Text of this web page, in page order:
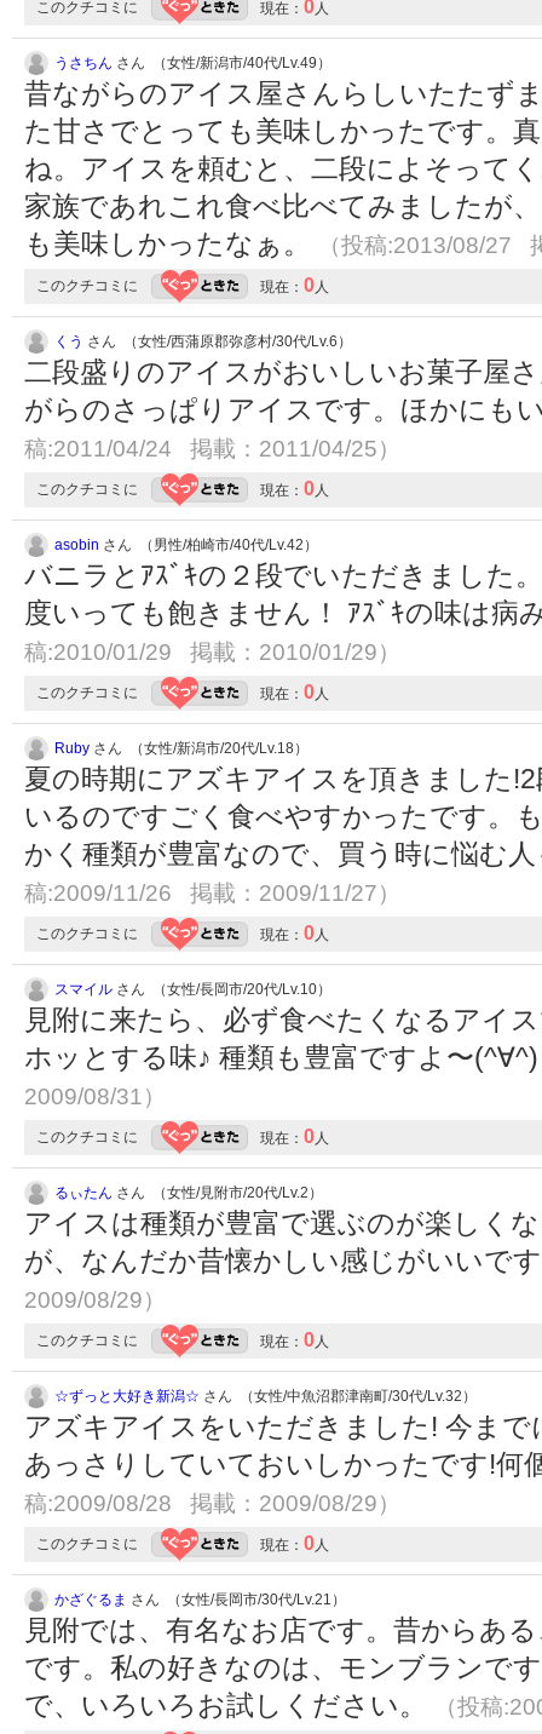
このクチコミに 現在： 0人
うさちん さん （女性/新潟市/40代/Lv.49）
昔ながらのアイス屋さんらしいたたず
た甘さでとっても美味しかったです。
ね。アイスを頼むと、二段によそって
家族であれこれ食べ比べてみましたが
も美味しかったなぁ。
（投稿:2013/08/27
このクチコミに 現在： 0人
くう さん （女性/西蒲原郡弥彦村/30代/Lv.6）
二段盛りのアイスがおいしいお菓子屋
がらのさっぱりアイスです。ほかにも
稿:2011/04/24 掲載：2011/04/25）
このクチコミに 現在： 0人
asobin さん （男性/柏崎市/40代/Lv.42）
バニラとｱｽﾞｷの２段でいただきました
度いっても飽きません！ ｱｽﾞｷの味は病
稿:2010/01/29 掲載：2010/01/29）
このクチコミに 現在： 0人
Ruby さん （女性/新潟市/20代/Lv.18）
夏の時期にアズキアイスを頂きました
いるのですごく食べやすかったです。
かく種類が豊富なので、買う時に悩む
稿:2009/11/26 掲載：2009/11/27）
このクチコミに 現在： 0人
スマイル さん （女性/長岡市/20代/Lv.10）
見附に来たら、必ず食べたくなるアイ
ホッとする味♪ 種類も豊富ですよ〜
2009/08/31）
このクチコミに 現在： 0人
るぃたん さん （女性/見附市/20代/Lv.2）
アイスは種類が豊富で選ぶのが楽しく
が、なんだか昔懐かしい感じがいいで
2009/08/29）
このクチコミに 現在： 0人
☆ずっと大好き新潟☆ さん （女性/中魚沼郡津南町/30代/Lv.32）
アズキアイスをいただきました! 今ま
あっさりしていておいしかったです!何
稿:2009/08/28 掲載：2009/08/29）
このクチコミに 現在： 0人
かざぐるま さん （女性/長岡市/30代/Lv.21）
見附では、有名なお店です。昔からあ
です。私の好きなのは、モンブランで
で、いろいろお試しください。
（投稿